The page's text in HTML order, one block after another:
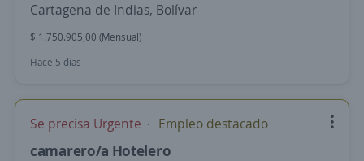
Cartagena de Indias, Bolívar
$ 1.750.905,00 (Mensual)
Hace 5 días
Se precisa Urgente Empleo destacado
camarero/a Hotelero